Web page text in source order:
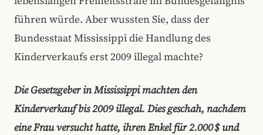
führen würde. Aber wussten Sie, dass der
Bundesstaat Mississippi die Handlung des
Kinderverkaufs erst 2009 illegal machte?
Die Gesetzgeber in Mississippi machten den
Kinderverkauf bis 2009 illegal. Dies geschah, nachdem
eine Frau versucht hatte, ihren Enkel für 2.000 $ und